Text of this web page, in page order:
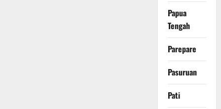
Papua
Tengah
Parepare
Pasuruan
Pati